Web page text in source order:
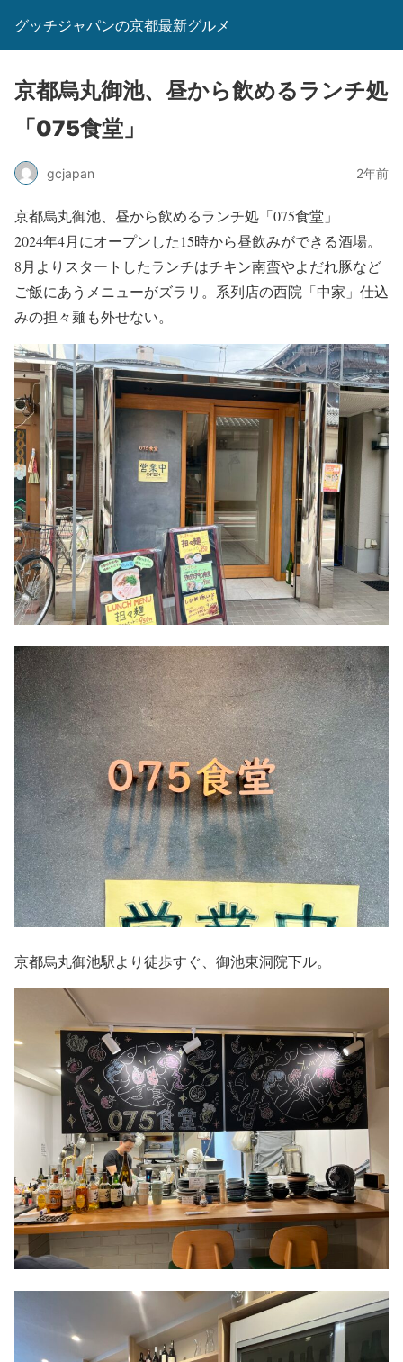
グッチジャパンの京都最新グルメ
京都烏丸御池、昼から飲めるランチ処
「075食堂」
gcjapan 2年前
京都烏丸御池、昼から飲めるランチ処「075食堂」
2024年4月にオープンした15時から昼飲みができる酒場。
8月よりスタートしたランチはチキン南蛮やよだれ豚など
ご飯にあうメニューがズラリ。系列店の西院「中家」仕込
みの担々麺も外せない。
京都烏丸御池駅より徒歩すぐ、御池東洞院下ル。